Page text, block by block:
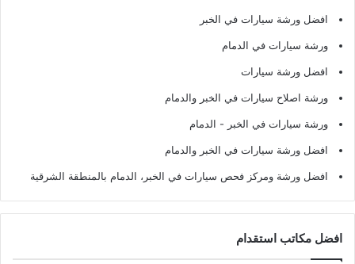
افضل ورشة سيارات في الخبر
ورشة سيارات في الدمام
افضل ورشة سيارات
ورشة اصلاح سيارات في الخبر والدمام
ورشة سيارات في الخبر - الدمام
افضل ورشة سيارات في الخبر والدمام
افضل ورشة ومركز فحص سيارات في الخبر، الدمام بالمنطقة الشرقية
افضل مكاتب استقدام